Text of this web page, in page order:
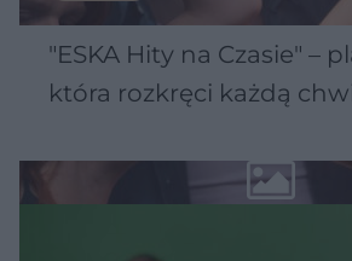
"ESKA Hity na Czasie" –
która rozkręci każdą